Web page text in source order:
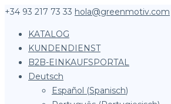
+34 93 217 73 33 hola@greenmotiv.com
KATALOG
KUNDENDIENST
B2B-EINKAUFSPORTAL
Deutsch
Español (Spanisch)